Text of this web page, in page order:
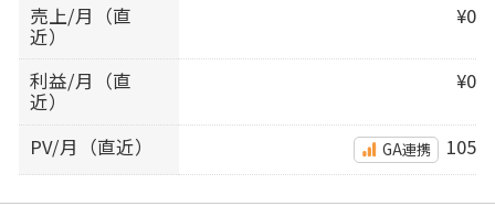
売上/月（直
近）
¥0
利益/月（直
近）
¥0
PV/月（直近） GA連携 105